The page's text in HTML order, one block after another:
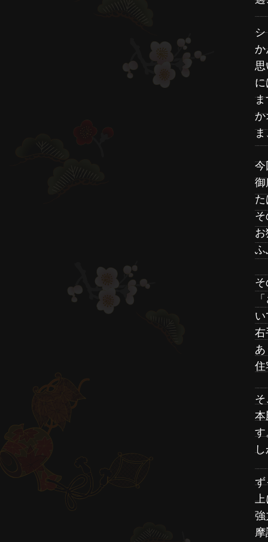
シ
か
思
に
ま
か
ま
今
御
ふ
右
住
本
す
ず
上
強
摩